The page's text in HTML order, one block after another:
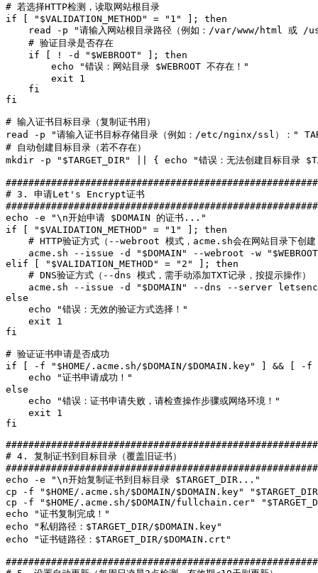
# 若选择HTTP检测，读取网站根目录
if [ "$VALIDATION_METHOD" = "1" ]; then
read -p "请输入网站根目录路径（例如：/var/www/html 或
    # 验证目录是否存在
    if [ ! -d "$WEBROOT" ]; then
        echo "错误：网站目录 $WEBROOT 不存在！"
        exit 1
    fi
fi
# 输入证书目标目录（复制证书用）
read -p "请输入证书目标存储目录（例如：/etc/nginx/ssl）："
# 自动创建目标目录（若不存在）
mkdir -p "$TARGET_DIR" || { echo "错误：无法创建目标目录
# 3. 申请Let's Encrypt证书
echo -e "\n开始申请 $DOMAIN 的证书..."
if [ "$VALIDATION_METHOD" = "1" ]; then
# HTTP验证方式（--webroot 模式，acme.sh会在网站目录下创
acme.sh --issue -d "$DOMAIN" --webroot -w
elif [ "$VALIDATION_METHOD" = "2" ]; then
    # DNS验证方式（--dns 模式，需手动添加TXT记录，按提示操作）
acme.sh --issue -d "$DOMAIN" --dns --server
else
    echo "错误：无效的验证方式选择！"
    exit 1
fi
# 验证证书申请是否成功
if [ -f "$HOME/.acme.sh/$DOMAIN/$DOMAIN.key" ] && [
    echo "证书申请成功！"
else
    echo "错误：证书申请失败，请检查操作步骤或网络环境！"
    exit 1
fi
# 4. 复制证书到目标目录（覆盖旧证书）
echo -e "\n开始复制证书到目标目录 $TARGET_DIR..."
cp -f "$HOME/.acme.sh/$DOMAIN/$DOMAIN.key"
cp -f "$HOME/.acme.sh/$DOMAIN/fullchain.cer"
echo "证书复制完成！"
echo "私钥路径：$TARGET_DIR/$DOMAIN.key"
echo "证书链路径：$TARGET_DIR/$DOMAIN.crt"